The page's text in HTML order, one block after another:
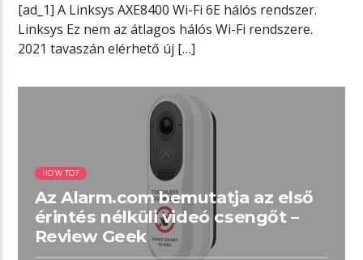
[ad_1] A Linksys AXE8400 Wi-Fi 6E hálós rendszer.
Linksys Ez nem az átlagos hálós Wi-Fi rendszere.
2021 tavaszán elérhető új […]
02:02 READ TIME
HOW TO?
Az Alarm.com bemutatja az első
érintés nélküli videó csengőt –
Review Geek